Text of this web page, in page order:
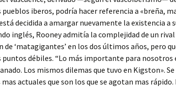
iberos, podría hacer referencia a «breña,
decidida a amargar nuevamente la existencia a
inglés, Rooney admitía la complejidad de un rival
de ‘matagigantes’ en los dos últimos años, pero
puntos débiles. “Lo más importante para nosotros
Los mismos dilemas que tuvo en Kigston».
actuales que son los que se agotan mas rápido.